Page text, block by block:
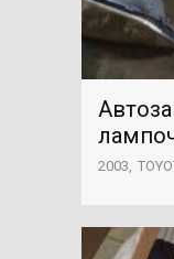
2003